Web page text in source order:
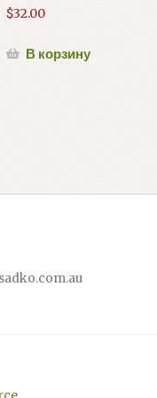
$32.00
В корзину